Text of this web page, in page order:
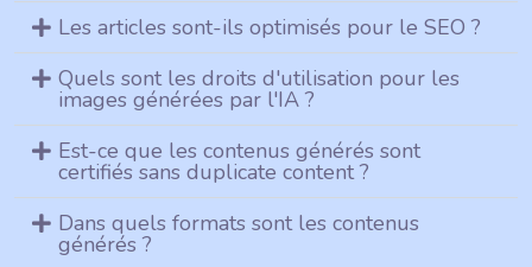
Les articles sont-ils optimisés pour le SEO ?
Quels sont les droits d'utilisation pour les
images générées par l'IA ?
Est-ce que les contenus générés sont
certifiés sans duplicate content ?
Dans quels formats sont les contenus
générés ?